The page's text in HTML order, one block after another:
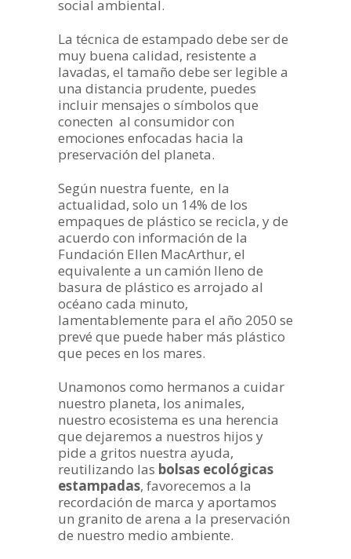
social ambiental.
La técnica de estampado debe ser de
muy buena calidad, resistente a
lavadas, el tamaño debe ser legible a
una distancia prudente, puedes
incluir mensajes o símbolos que
conecten al consumidor con
emociones enfocadas hacia la
preservación del planeta.
Según nuestra fuente, en la
actualidad, solo un 14% de los
empaques de plástico se recicla, y de
acuerdo con información de la
Fundación Ellen MacArthur, el
equivalente a un camión lleno de
basura de plástico es arrojado al
océano cada minuto,
lamentablemente para el año 2050 se
prevé que puede haber más plástico
que peces en los mares.
Unamonos como hermanos a cuidar
nuestro planeta, los animales,
nuestro ecosistema es una herencia
que dejaremos a nuestros hijos y
pide a gritos nuestra ayuda,
reutilizando las bolsas ecológicas
estampadas, favorecemos a la
recordación de marca y aportamos
un granito de arena a la preservación
de nuestro medio ambiente.